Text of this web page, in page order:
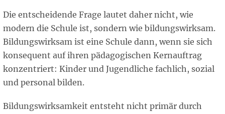
Die entscheidende Frage lautet daher nicht, wie
modern die Schule ist, sondern wie bildungswirksam.
Bildungswirksam ist eine Schule dann, wenn sie sich
konsequent auf ihren pädagogischen Kernauftrag
konzentriert: Kinder und Jugendliche fachlich, sozial
und personal bilden.
Bildungswirksamkeit entsteht nicht primär durch